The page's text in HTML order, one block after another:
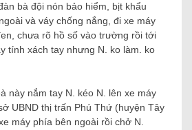
bà đội nón bảo hiểm, bịt khẩu
và váy chống nắng, đi xe máy
chưa rõ hồ số vào trường rồi tới
tính xách tay nhưng N. ko làm. ko
này nắm tay N. kéo N. lên xe máy
UBND thị trấn Phú Thứ (huyện Tây
máy phía bên ngoài rồi chở N.